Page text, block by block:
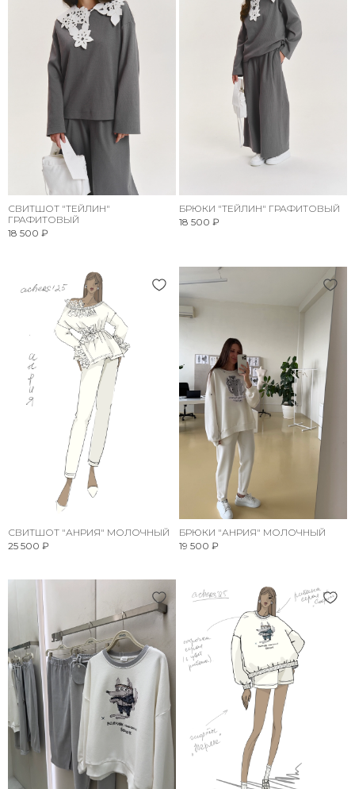
СВИТШОТ "ТЕЙЛИН"
ГРАФИТОВЫЙ
18 500 ₽
БРЮКИ "ТЕЙЛИН" ГРАФИТОВЫЙ
18 500 ₽
СВИТШОТ "АНРИЯ" МОЛОЧНЫЙ
25 500 ₽
БРЮКИ "АНРИЯ" МОЛОЧНЫЙ
19 500 ₽